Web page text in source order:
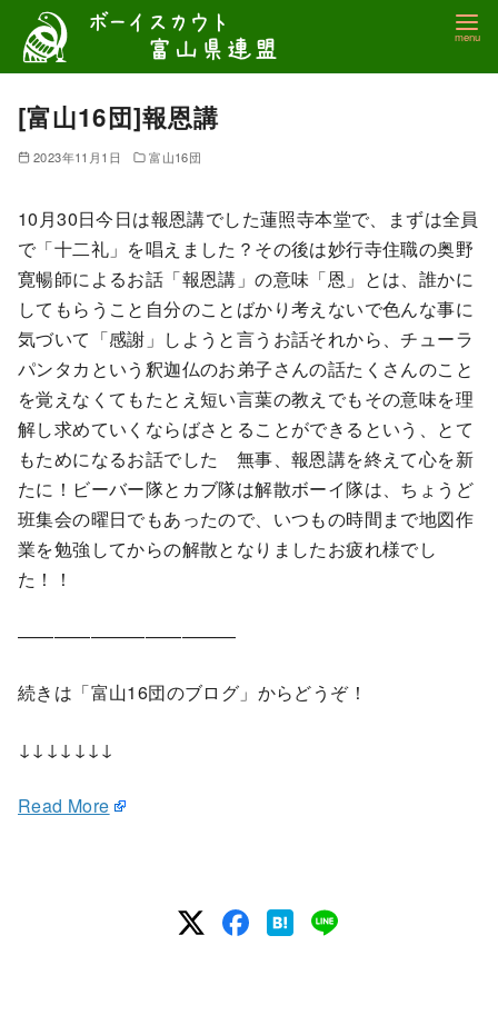
テ
[富山16団]報恩講
2023年11月1日 富山16団
10月30日今日は報恩講でした蓮照寺本堂で、まずは全員
で「十二礼」を唱えました？その後は妙行寺住職の奥野
寛暢師によるお話「報恩講」の意味「恩」とは、誰かに
してもらうこと自分のことばかり考えないで色んな事に
気づいて「感謝」しようと言うお話それから、チューラ
パンタカという釈迦仏のお弟子さんの話たくさんのこと
を覚えなくてもたとえ短い言葉の教えでもその意味を理
解し求めていくならばさとることができるという、とて
もためになるお話でした 無事、報恩講を終えて心を新
たに！ビーバー隊とカブ隊は解散ボーイ隊は、ちょうど
班集会の曜日でもあったので、いつもの時間まで地図作
業を勉強してからの解散となりましたお疲れ様でし
た！！
————————————
続きは「富山16団のブログ」からどうぞ！
↓↓↓↓↓↓↓
Read More